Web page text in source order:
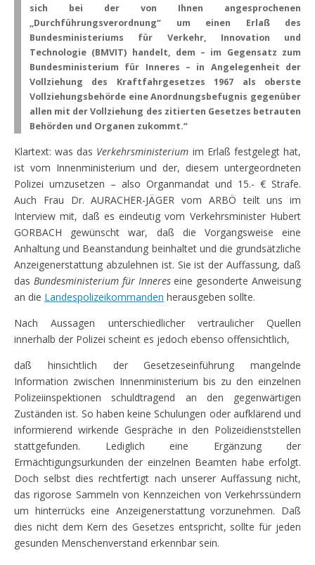
sich bei der von Ihnen angesprochenen
„Durchführungsverordnung“ um einen Erlaß des
Bundesministeriums für Verkehr, Innovation und
Technologie (BMVIT) handelt, dem – im Gegensatz zum
Bundesministerium für Inneres – in Angelegenheit der
Vollziehung des Kraftfahrgesetzes 1967 als oberste
Vollziehungsbehörde eine Anordnungsbefugnis gegenüber
allen mit der Vollziehung des zitierten Gesetzes betrauten
Behörden und Organen zukommt.“
Klartext: was das Verkehrsministerium im Erlaß festgelegt hat,
ist vom Innenministerium und der, diesem untergeordneten
Polizei umzusetzen – also Organmandat und 15.- € Strafe.
Auch Frau Dr. AURACHER-JÄGER vom ARBÖ teilt uns im
Interview mit, daß es eindeutig vom Verkehrsminister Hubert
GORBACH gewünscht war, daß die Vorgangsweise eine
Anhaltung und Beanstandung beinhaltet und die grundsätzliche
Anzeigenerstattung abzulehnen ist. Sie ist der Auffassung, daß
das Bundesministerium für Innereseine gesonderte Anweisung
an die Landespolizeikommanden herausgeben sollte.
Nach Aussagen unterschiedlicher vertraulicher Quellen
innerhalb der Polizei scheint es jedoch ebenso offensichtlich,
daß hinsichtlich der Gesetzeseinführung mangelnde
Information zwischen Innenministerium bis zu den einzelnen
Polizeiinspektionen schuldtragend an den gegenwärtigen
Zuständen ist. So haben keine Schulungen oder aufklärend und
informierend wirkende Gespräche in den Polizeidienststellen
stattgefunden. Lediglich eine Ergänzung der
Ermächtigungsurkunden der einzelnen Beamten habe erfolgt.
Doch selbst dies rechtfertigt nach unserer Auffassung nicht,
das rigorose Sammeln von Kennzeichen von Verkehrssündern
um hinterrücks eine Anzeigenerstattung vorzunehmen. Daß
dies nicht dem Kern des Gesetzes entspricht, sollte für jeden
gesunden Menschenverstand erkennbar sein.